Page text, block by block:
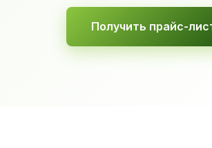
Получить прайс-